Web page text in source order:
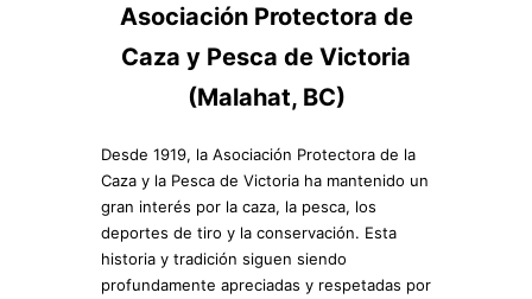
Asociación Protectora de
Caza y Pesca de Victoria
(Malahat, BC)
Desde 1919, la Asociación Protectora de la
Caza y la Pesca de Victoria ha mantenido un
gran interés por la caza, la pesca, los
deportes de tiro y la conservación. Esta
historia y tradición siguen siendo
profundamente apreciadas y respetadas por